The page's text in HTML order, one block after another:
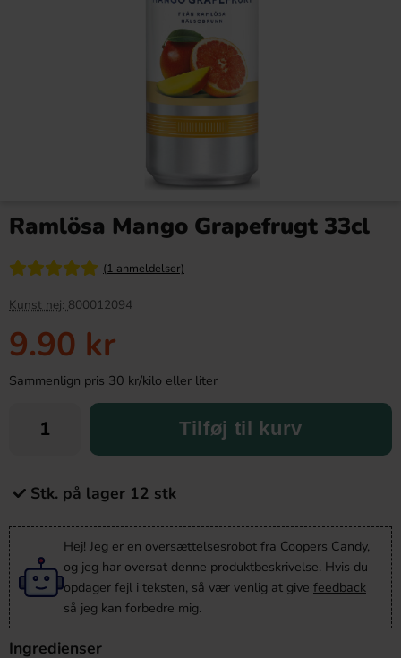
Ramlösa Mango Grapefrugt 33cl
(1 anmeldelser)
Kunst nej: 800012094
9.90 kr
Sammenlign pris 30 kr/kilo eller liter
Tilføj til kurv
Stk. på lager 12 stk
Hej! Jeg er en oversættelsesrobot fra Coopers Candy,
og jeg har oversat denne produktbeskrivelse. Hvis du
opdager fejl i teksten, så vær venlig at give feedback
så jeg kan forbedre mig.
Ingredienser